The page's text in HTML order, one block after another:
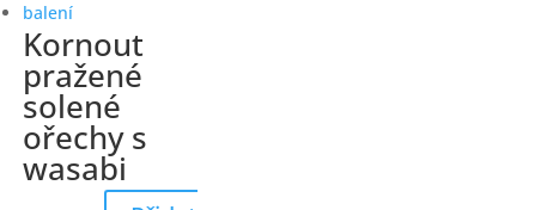
Kornout
pražené
solené
ořechy s
wasabi